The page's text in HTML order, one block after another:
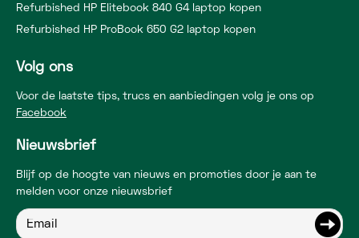
Refurbished HP Elitebook 840 G4 laptop kopen
Refurbished HP ProBook 650 G2 laptop kopen
Volg ons
Voor de laatste tips, trucs en aanbiedingen volg je ons op
Facebook
Nieuwsbrief
Blijf op de hoogte van nieuws en promoties door je aan te
melden voor onze nieuwsbrief